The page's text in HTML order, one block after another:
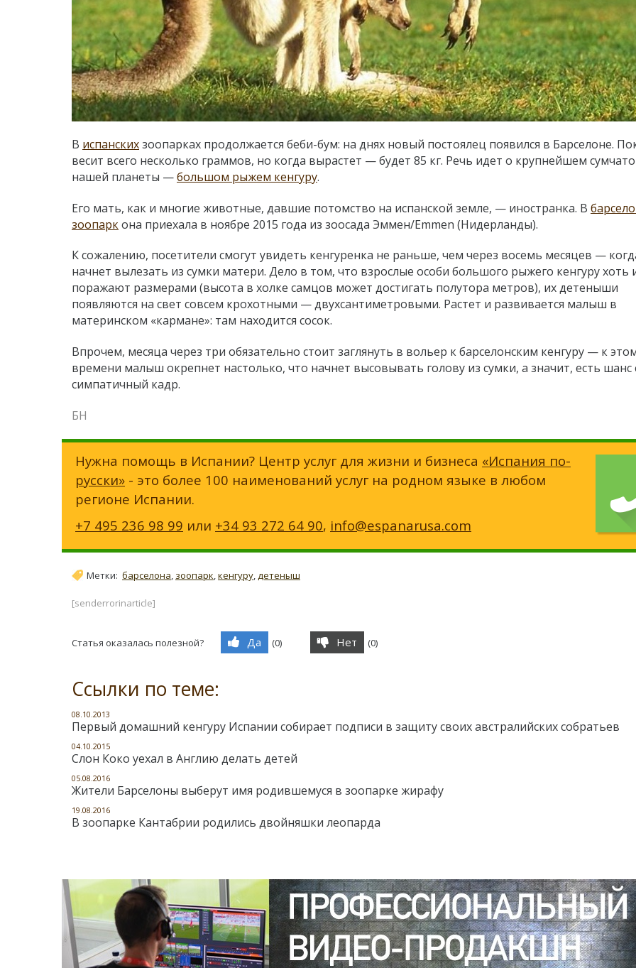
В испанскихзоопарках продолжается беби-бум: на днях новый постоялец появился в Барселоне.
весит всего несколько граммов, но когда вырастет — будет 85 кг. Речь идет о крупнейшем
нашей планеты —большом рыжем кенгуру.
Его мать, как и многие животные, давшие потомство на испанской земле, — иностранка. В
зоопаркона приехала в ноябре 2015 года из зоосада Эммен/Emmen (Нидерланды).
К сожалению, посетители смогут увидеть кенгуренка не раньше, чем через восемь месяцев —
начнет вылезать из сумки матери. Дело в том, что взрослые особи большого рыжего кенгуру хоть
поражают размерами (высота в холке самцов может достигать полутора метров), их детеныши
появляются на свет совсем крохотными — двухсантиметровыми. Растет и развивается малыш в
материнском «кармане»: там находится сосок.
Впрочем, месяца через три обязательно стоит заглянуть в вольер к барселонским кенгуру — к
времени малыш окрепнет настолько, что начнет высовывать голову из сумки, а значит, есть шанс
симпатичный кадр.
БН
Нужна помощь в Испании? Центр услуг для жизни и бизнеса «Испания по-
русски» - это более 100 наименований услуг на родном языке в любом
регионе Испании.
+7 495 236 98 99 или +34 93 272 64 90, info@espanarusa.com
Метки: барселона, зоопарк,кенгуру,детеныш
[senderrorinarticle]
Статья оказалась полезной? Да (0) Нет (0)
Ссылки по теме:
08.10.2013
Первый домашний кенгуру Испании собирает подписи в защиту своих австралийских собратьев
04.10.2015
Слон Коко уехал в Англию делать детей
05.08.2016
Жители Барселоны выберут имя родившемуся в зоопарке жирафу
19.08.2016
В зоопарке Кантабрии родились двойняшки леопарда